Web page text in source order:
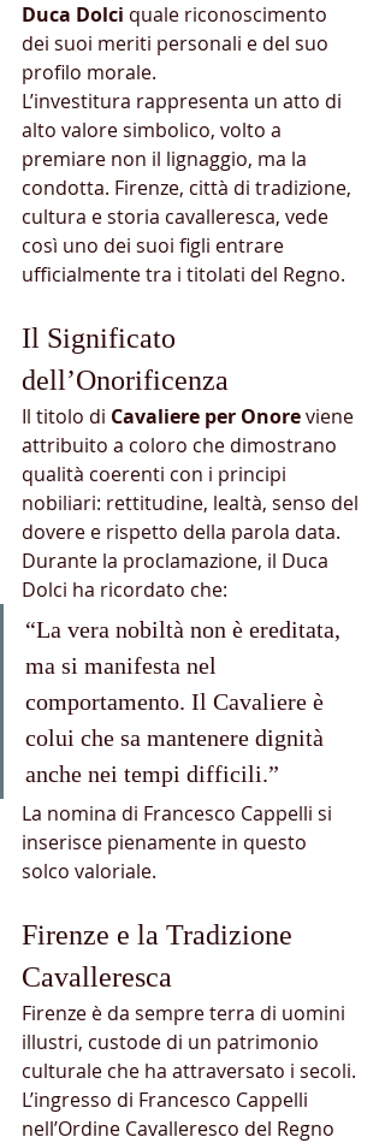
Duca Dolci quale riconoscimento
dei suoi meriti personali e del suo
profilo morale.
L’investitura rappresenta un atto di
alto valore simbolico, volto a
premiare non il lignaggio, ma la
condotta. Firenze, città di tradizione,
cultura e storia cavalleresca, vede
così uno dei suoi figli entrare
ufficialmente tra i titolati del Regno.
Il Significato
dell’Onorificenza
Il titolo di Cavaliere per Onore viene
attribuito a coloro che dimostrano
qualità coerenti con i principi
nobiliari: rettitudine, lealtà, senso del
dovere e rispetto della parola data.
Durante la proclamazione, il Duca
Dolci ha ricordato che:
“La vera nobiltà non è ereditata,
ma si manifesta nel
comportamento. Il Cavaliere è
colui che sa mantenere dignità
anche nei tempi difficili.”
La nomina di Francesco Cappelli si
inserisce pienamente in questo
solco valoriale.
Firenze e la Tradizione
Cavalleresca
Firenze è da sempre terra di uomini
illustri, custode di un patrimonio
culturale che ha attraversato i secoli.
L’ingresso di Francesco Cappelli
nell’Ordine Cavalleresco del Regno